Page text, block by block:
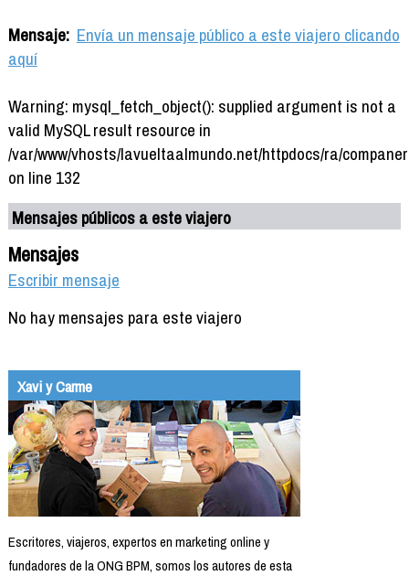
Mensaje: Envía un mensaje público a este viajero clicando
aquí
Warning: mysql_fetch_object(): supplied argument is not a
valid MySQL result resource in
/var/www/vhosts/lavueltaalmundo.net/httpdocs/ra/
on line 132
Mensajes públicos a este viajero
Mensajes
Escribir mensaje
No hay mensajes para este viajero
Xavi y Carme
Escritores, viajeros, expertos en marketing online y
fundadores de la ONG BPM, somos los autores de esta